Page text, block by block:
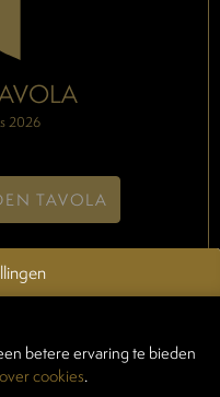
2026
TAVOLA
betere ervaring te bieden
cookies.